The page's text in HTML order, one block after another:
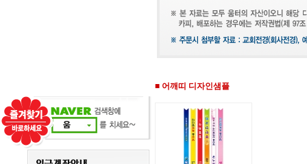
■ 어깨띠 디자인샘플